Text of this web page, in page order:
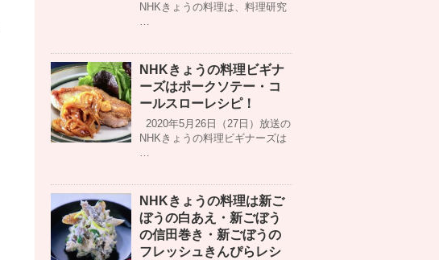
NHKきょうの料理は、料理研究
…
NHKきょうの料理ビギナ
ーズはポークソテー・コ
ールスローレシピ！
2020年5月26日（27日）放送の
NHKきょうの料理ビギナーズは
…
NHKきょうの料理は新ご
ぼうの白あえ・新ごぼう
の信田巻き・新ごぼうの
フレッシュきんぴらレシ